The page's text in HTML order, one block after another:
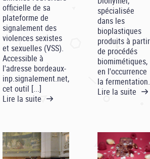
officielle de sa
plateforme de
signalement des
violences sexistes
et sexuelles (VSS).
Accessible à
l'adresse bordeaux-
inp.signalement.net,
cet outil [...]
Lire la suite
spécialisée
dans les
bioplastiques
produits à partir
de procédés
biomimétiques,
en l'occurrence
la fermentation.
Lire la suite